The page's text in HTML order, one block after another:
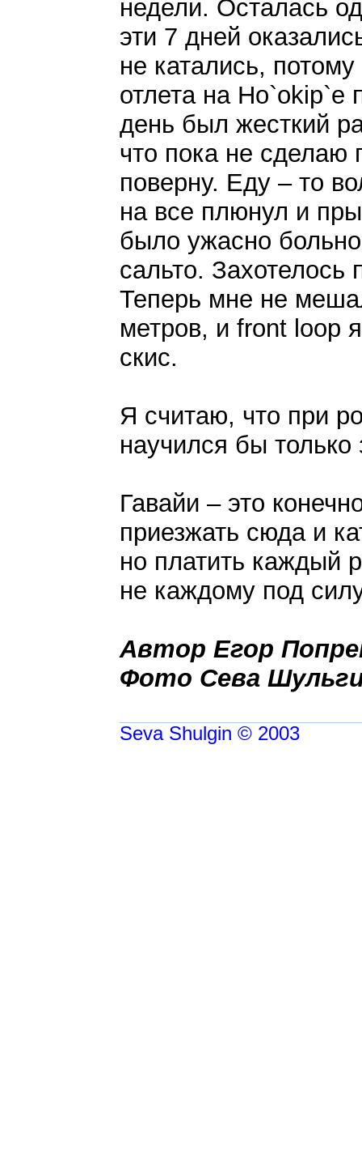
недели. Осталась
эти 7 дней
не катались,
отлета на Ho`okip`е
день был жесткий
что пока не сделаю
поверну. Еду – то
на все плюнул и
было ужасно
сальто.
Теперь мне не
метров, и front loop
скис.
Я считаю, что при
научился бы
Гавайи – это
приезжать сюда и
но платить каждый
не каждому под
Автор Егор
Фото Сева
Seva Shulgin © 2003